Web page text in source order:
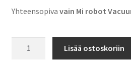
Yhteensopiva vain Mi robot
Lisää ostoskoriin